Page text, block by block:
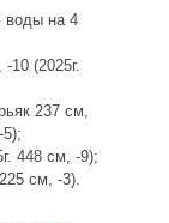
воды на 4
10 (2025г.
237 см,
448 см, -9);
см, -3).